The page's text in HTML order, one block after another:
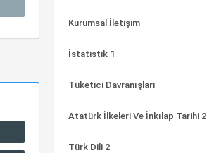
Kurumsal İletişim
İstatistik 1
Tüketici Davranışları
Atatürk İlkeleri Ve İnkılap Tarihi 2
Türk Dili 2